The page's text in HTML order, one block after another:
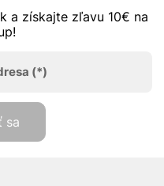
a získajte zľavu 10€ na
(*)
sa